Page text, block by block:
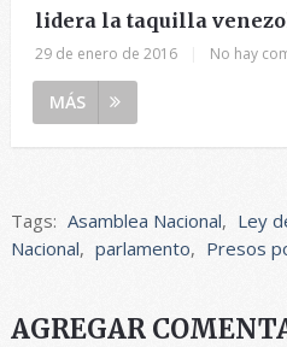
lidera la taquilla
29 de enero de 2016 No hay
MÁS
Tags: Asamblea Nacional, Ley
Nacional, parlamento, Presos
AGREGAR